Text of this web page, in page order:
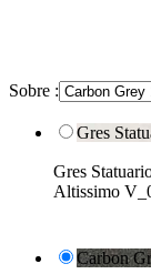
Sobre :
Gres
Gres
Altissimo
Carbon